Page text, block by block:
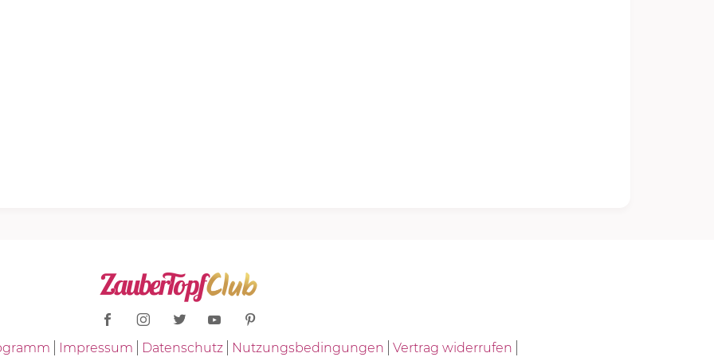
Impressum Datenschutz Nutzungsbedingungen Vertrag widerrufen